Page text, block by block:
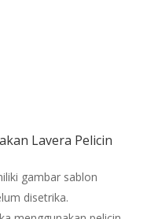
Lavera Pelicin
gambar sablon
disetrika.